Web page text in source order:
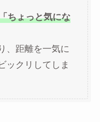
ちょっと気にな
、距離を一気に
ックリしてしま